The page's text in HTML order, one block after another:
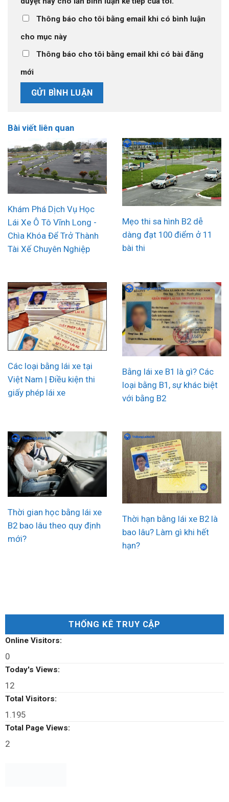
Thông báo cho tôi bằng email khi có bình luận
cho mục này
Thông báo cho tôi bằng email khi có bài đăng
mới
Bài viết liên quan
Khám Phá Dịch Vụ Học
Lái Xe Ô Tô Vĩnh Long -
Chìa Khóa Để Trở Thành
Tài Xế Chuyên Nghiệp
Mẹo thi sa hình B2 dễ
dàng đạt 100 điểm ở 11
bài thi
Các loại bằng lái xe tại
Việt Nam | Điều kiện thi
giấy phép lái xe
Bằng lái xe B1 là gì? Các
loại bằng B1, sự khác biệt
với bằng B2
Thời gian học bằng lái xe
B2 bao lâu theo quy định
mới?
Thời hạn bằng lái xe B2 là
bao lâu? Làm gì khi hết
hạn?
THỐNG KÊ TRUY CẬP
Online Visitors:
0
Today's Views:
12
Total Visitors:
1.195
Total Page Views:
2